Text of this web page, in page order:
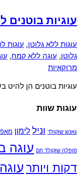
עוגיות
עוגות ללא גלוטן, עוגות
גלוטן, עוגה ללא קמח,
מרוקאיות
עוגיות בוטנים הן
עוגות שוות
גאנש שוקולד וניל לימון
סופלה שוקולד חם עוגה
דקות ויותר